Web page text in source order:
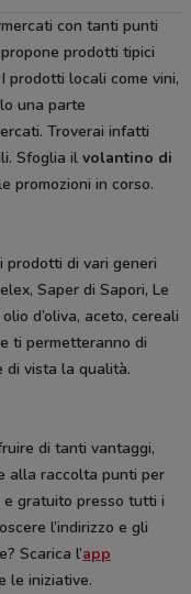
con tanti punti
propone prodotti tipici
prodotti locali come vini,
una parte
Troverai infatti
Sfoglia il volantino di
promozioni in corso.
di vari generi
Saper di Sapori, Le
d’oliva, aceto, cereali
ti permetteranno di
di vista la qualità.
di tanti vantaggi,
alla raccolta punti per
gratuito presso tutti i
l’indirizzo e gli
Scarica l’app
le iniziative.